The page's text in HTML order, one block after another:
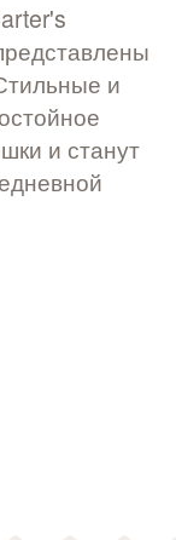
и
и станут